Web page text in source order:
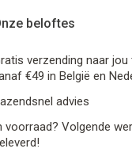
beloftes
verzending naar jou
€49 in België en
advies
voorraad? Volgende